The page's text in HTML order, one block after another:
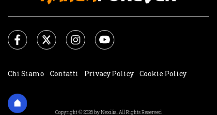
Chi Siamo Contatti Privacy Policy
Cookie Policy
Copyright © 2026 by Nexilia. All Rights Reserved